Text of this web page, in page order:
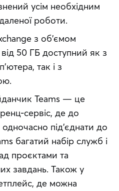
усім необхідним
роботи.
з об’ємом
50 ГБ доступний як з
так і з
Teams — це
сервіс, де до
під’єднати до
багатий набір служб і
проєктами та
завдань. Також у
де можна